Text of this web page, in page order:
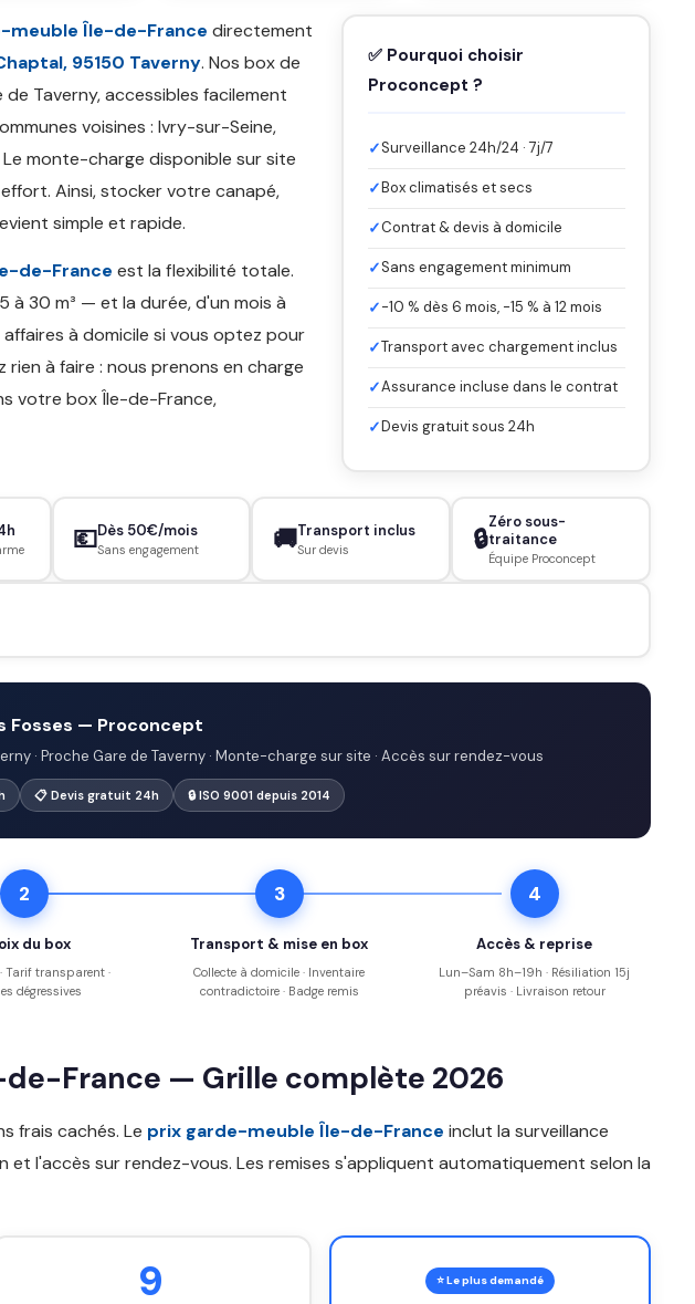
meuble Île-de-France directement
95150 Taverny. Nos box de
Taverny, accessibles facilement
voisines : Ivry-sur-Seine,
monte-charge disponible sur site
Ainsi, stocker votre canapé,
simple et rapide.
de-France est la flexibilité totale.
30 m³ — et la durée, d'un mois à
à domicile si vous optez pour
à faire : nous prenons en charge
votre box Île-de-France,
✅ Pourquoi choisir
Proconcept ?
✓Surveillance 24h/24 · 7j/7
✓Box climatisés et secs
✓Contrat & devis à domicile
✓Sans engagement minimum
✓-10 % dès 6 mois, -15 % à 12 mois
✓Transport avec chargement inclus
✓Assurance incluse dans le contrat
✓Devis gratuit sous 24h
💶Dès 50€/mois
Sans engagement 🚚Transport inclus
Sur devis 🔒
Zéro sous-
traitance
Équipe Proconcept
Fosses — Proconcept
· Proche Gare de Taverny · Monte-charge sur site · Accès sur rendez-vous
📋 Devis gratuit 24h 🔒 ISO 9001 depuis 2014
2
du box
Tarif transparent ·
dégressives
3
Transport & mise en box
Collecte à domicile · Inventaire
contradictoire · Badge remis
4
Accès & reprise
Lun–Sam 8h–19h · Résiliation 15j
préavis · Livraison retour
France — Grille complète 2026
frais cachés. Le prix garde-meuble Île-de-France inclut la surveillance
et l'accès sur rendez-vous. Les remises s'appliquent automatiquement selon la
9 ⭐ Le plus demandé